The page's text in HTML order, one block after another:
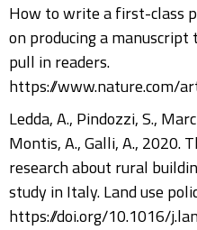
How to write a first-class
on producing a
pull in readers.
https://www.nature.com/
Ledda, A., Pindozzi, S.,
Montis, A., Galli, A., 2020.
research about rural
study in Italy. Land use
https://doi.org/10.1016/